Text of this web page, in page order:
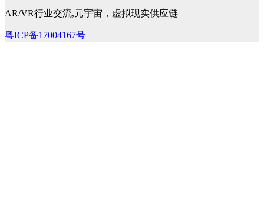
AR/VR行业交流,元宇宙，虚拟现实供应链
粤ICP备17004167号